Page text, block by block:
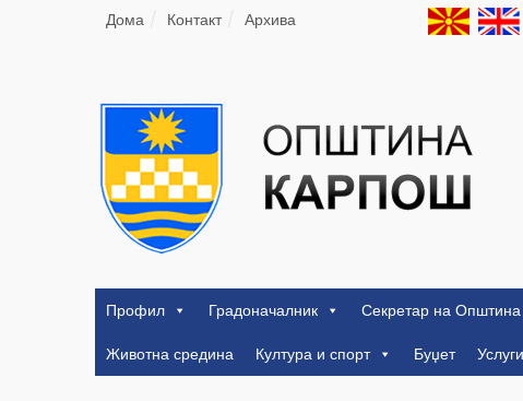
Дома Контакт Архива
Профил Градоначалник Секретар на
Животна средина
Култура и спорт Буџет Услуги